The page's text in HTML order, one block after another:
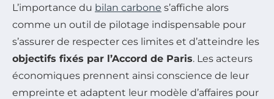
L’importance du bilan carbone s’affiche alors
comme un outil de pilotage indispensable pour
s’assurer de respecter ces limites et d’atteindre les
objectifs fixés par l’Accord de Paris. Les acteurs
économiques prennent ainsi conscience de leur
empreinte et adaptent leur modèle d’affaires pour